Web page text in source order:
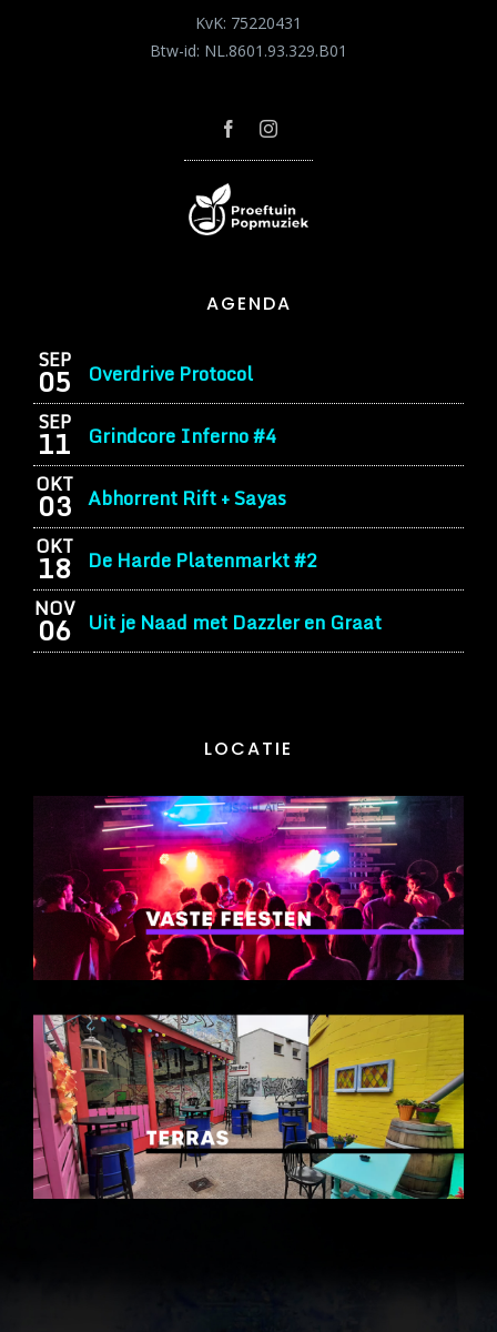
AGENDA
SEP
05 Overdrive Protocol
SEP
11 Grindcore Inferno #4
OKT
03 Abhorrent Rift + Sayas
OKT
18 De Harde Platenmarkt #2
NOV
06 Uit je Naad met Dazzler en Graat
KvK: 75220431
Btw-id: NL.8601.93.329.B01
LOCATIE